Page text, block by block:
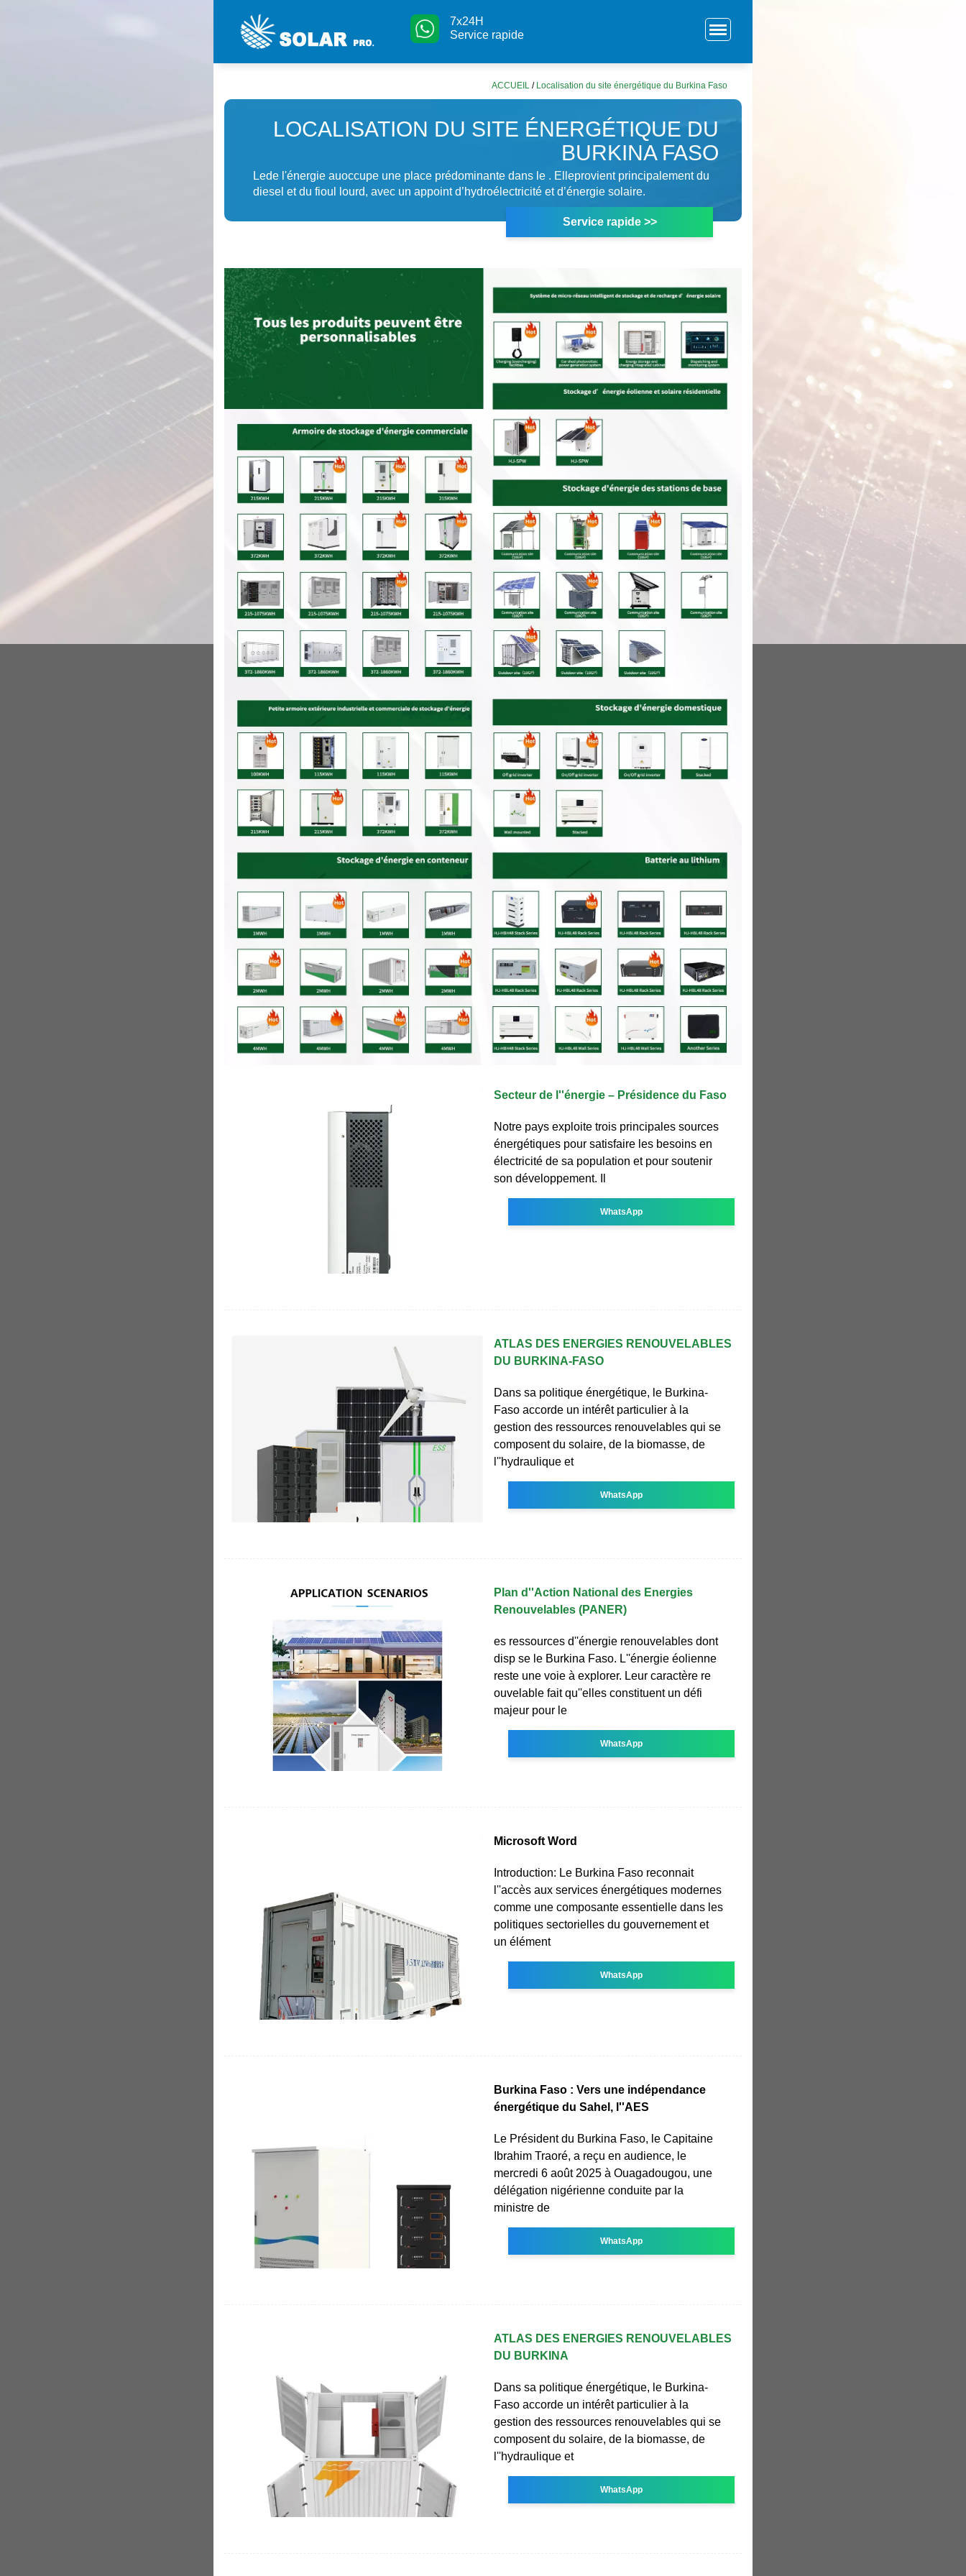
7x24H
Service rapide
ACCUEIL / Localisation du site énergétique du Burkina Faso
LOCALISATION DU SITE ÉNERGÉTIQUE DU
BURKINA FASO
Lede l'énergie auoccupe une place prédominante dans le . Elleprovient principalement du
diesel et du fioul lourd, avec un appoint d’hydroélectricité et d’énergie solaire.
Service rapide >>
Secteur de l''énergie – Présidence du Faso
Notre pays exploite trois principales sources
énergétiques pour satisfaire les besoins en
électricité de sa population et pour soutenir
son développement. Il
WhatsApp
ATLAS DES ENERGIES RENOUVELABLES
DU BURKINA-FASO
Dans sa politique énergétique, le Burkina-
Faso accorde un intérêt particulier à la
gestion des ressources renouvelables qui se
composent du solaire, de la biomasse, de
l''hydraulique et
WhatsApp
Plan d''Action National des Energies
Renouvelables (PANER)
es ressources d''énergie renouvelables dont
disp se le Burkina Faso. L''énergie éolienne
reste une voie à explorer. Leur caractère re
ouvelable fait qu''elles constituent un défi
majeur pour le
WhatsApp
Microsoft Word
Introduction: Le Burkina Faso reconnait
l''accès aux services énergétiques modernes
comme une composante essentielle dans les
politiques sectorielles du gouvernement et
un élément
WhatsApp
Burkina Faso : Vers une indépendance
énergétique du Sahel, l''AES
Le Président du Burkina Faso, le Capitaine
Ibrahim Traoré, a reçu en audience, le
mercredi 6 août 2025 à Ouagadougou, une
délégation nigérienne conduite par la
ministre de
WhatsApp
ATLAS DES ENERGIES RENOUVELABLES
DU BURKINA
Dans sa politique énergétique, le Burkina-
Faso accorde un intérêt particulier à la
gestion des ressources renouvelables qui se
composent du solaire, de la biomasse, de
l''hydraulique et
WhatsApp